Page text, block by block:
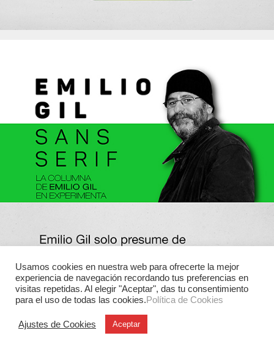
Usamos cookies en nuestra web para ofrecerte la mejor
experiencia de navegación recordando tus preferencias en
visitas repetidas. Al elegir "Aceptar", das tu consentimiento
para el uso de todas las cookies.Política de Cookies
Ajustes de Cookies Aceptar